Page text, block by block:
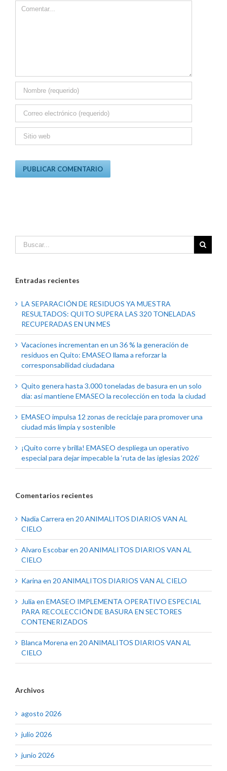
Comment
Entradas recientes
LA SEPARACIÓN DE RESIDUOS YA MUESTRA
RESULTADOS: QUITO SUPERA LAS 320 TONELADAS
RECUPERADAS EN UN MES
Vacaciones incrementan en un 36 % la generación de
residuos en Quito: EMASEO llama a reforzar la
corresponsabilidad ciudadana
Quito genera hasta 3.000 toneladas de basura en un solo
día: así mantiene EMASEO la recolección en toda la ciudad
EMASEO impulsa 12 zonas de reciclaje para promover una
ciudad más limpia y sostenible
¡Quito corre y brilla! EMASEO despliega un operativo
especial para dejar impecable la ‘ruta de las iglesias 2026’
Comentarios recientes
Nadia Carrera en 20 ANIMALITOS DIARIOS VAN AL
CIELO
Alvaro Escobaren 20 ANIMALITOS DIARIOS VAN AL
CIELO
Karina en 20 ANIMALITOS DIARIOS VAN AL CIELO
Julia en EMASEO IMPLEMENTA OPERATIVO ESPECIAL
PARA RECOLECCIÓN DE BASURA EN SECTORES
CONTENERIZADOS
Blanca Morena en 20 ANIMALITOS DIARIOS VAN AL
CIELO
Archivos
agosto 2026
julio 2026
junio 2026